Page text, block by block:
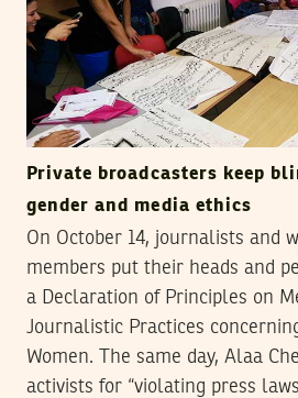
Private broadcasters keep
gender and media ethics
On October 14, journalists and
members put their heads and
a Declaration of Principles on
Journalistic Practices
Women. The same day, Alaa
activists for “violating press